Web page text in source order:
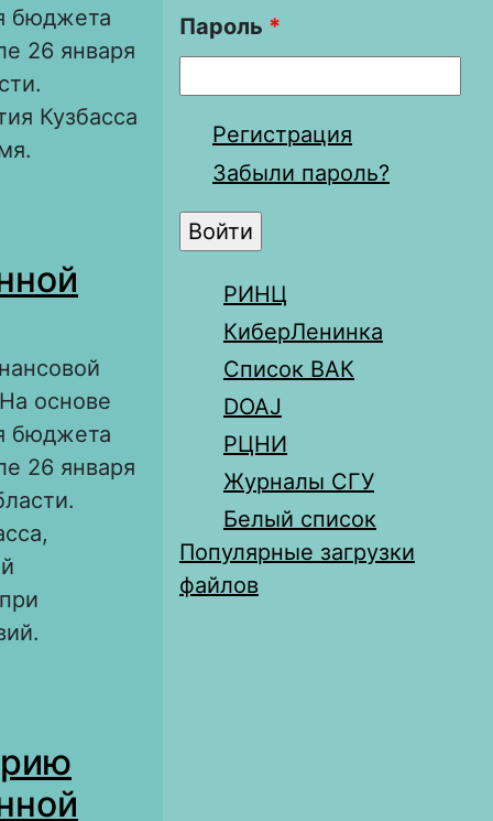
бюджета
26 января
Кузбасса
основе
бюджета
26 января
Пароль *
Регистрация
Забыли пароль?
РИНЦ
КиберЛенинка
Список ВАК
DOAJ
РЦНИ
Журналы СГУ
Белый список
Популярные загрузки
файлов